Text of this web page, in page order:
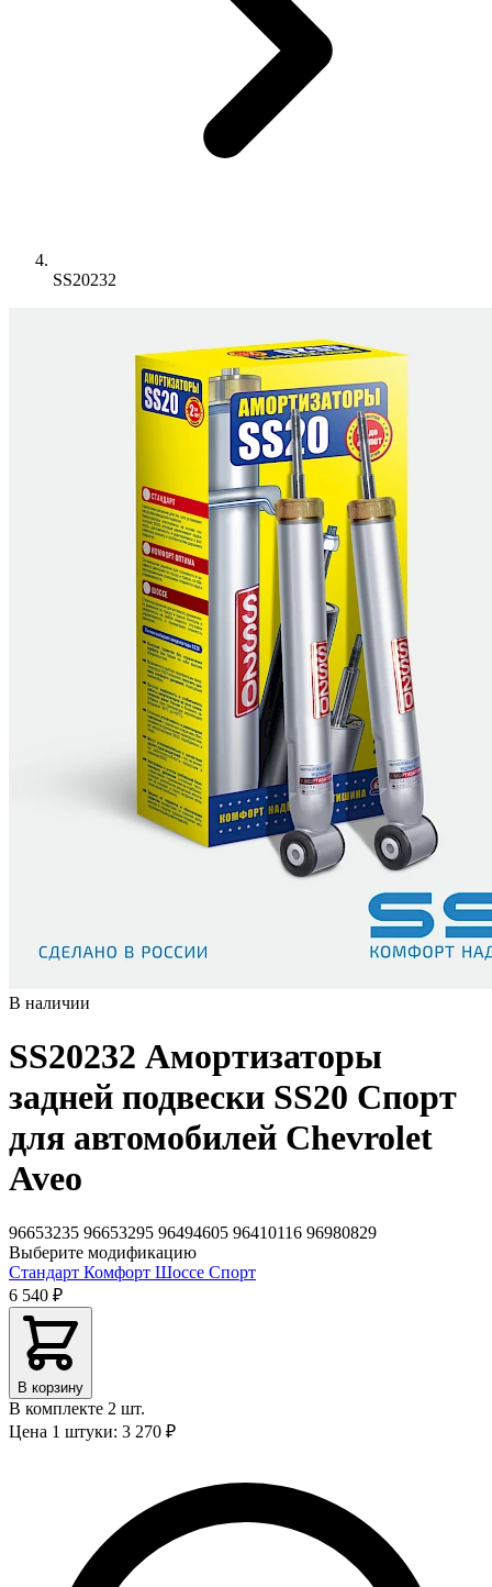
SS20232
В наличии
SS20232 Амортизаторы
задней подвески SS20 Спорт
для автомобилей Chevrolet
Aveo
96653235 96653295 96494605 96410116 96980829
Выберите модификацию
Стандарт Комфорт Шоссе Спорт
6 540 ₽
В корзину
В комплекте 2 шт.
Цена 1 штуки: 3 270 ₽